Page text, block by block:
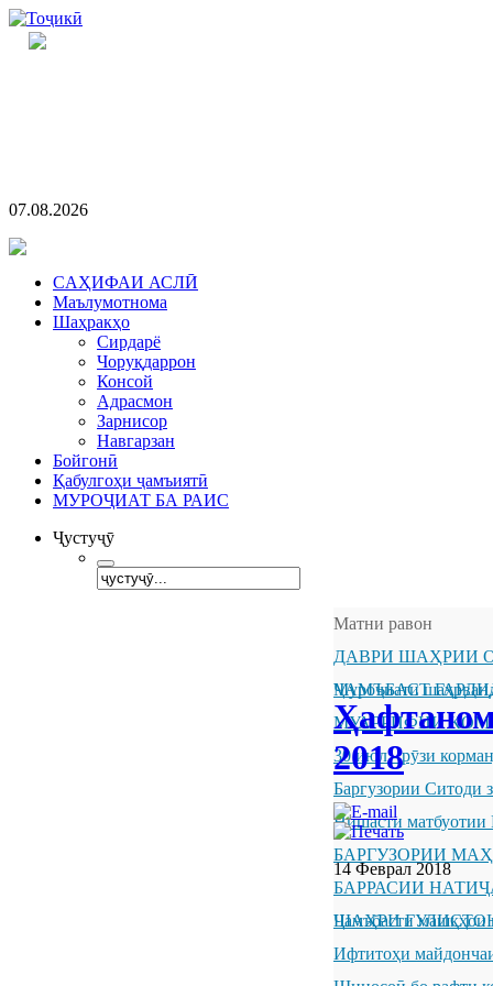
07.08.2026
CАҲИФАИ АСЛӢ
Маълумотнома
Шаҳракҳо
Сирдарё
Чоруқдаррон
Консой
Адрасмон
Зарнисор
Навгарзан
Бойгонӣ
Қабулгоҳи ҷамъиятӣ
МУРОҶИАТ БА РАИС
Ҷустуҷӯ
Матни равон
ДАВРИ ШАҲРИИ
ҶАМЪБАСТ
Муроҷиати
МУАРРИФИИ
30 июл - рӯзи
Баргузории Ситоди
Нишасти матбуотии
БАРГУЗОРИИ
БАРРАСИИ
ШАҲРИ
Ҷамъбасти машқҳои
Ифтитоҳи
2018
14 Феврал 2018